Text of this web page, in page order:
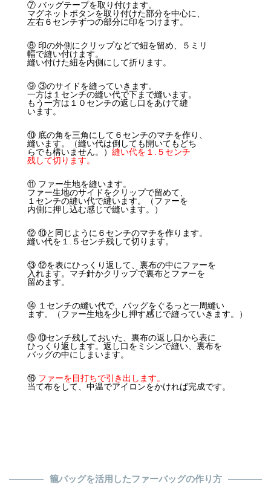
⑦ バッグテープを取り付けます。
マグネットボタンを取り付けた部分を中心に、
左右６センチずつの部分に印をつけます。
⑧ 印の外側にクリップなどで紐を留め、５ミリ
幅で縫い付けます。
縫い付けた紐を内側にして折ります。
⑨ ③のサイドを縫っていきます。
一方は１センチの縫い代で下まで縫います。
もう一方は１０センチの返し口をあけて縫
います。
⑩ 底の角を三角にして６センチのマチを作り、
縫います。（縫い代は倒しても開いてもどち
らでも構いません。） 縫い代を１.５センチ
残して切ります。
⑪ ファー生地を縫います。
ファー生地のサイドをクリップで留めて、
１センチの縫い代で縫います。（ファーを
内側に押し込む感じで縫います。）
⑫ ⑩と同じように６センチのマチを作ります。
縫い代を１.５センチ残して切ります。
⑬ ⑫を表にひっくり返して、裏布の中にファーを
入れます。マチ針かクリップで裏布とファーを
留めます。
⑭ １センチの縫い代で、バッグをぐるっと一周縫い
ます。（ファー生地を少し押す感じで縫っていきます。）
⑮ ⑩センチ残しておいた、裏布の返し口から表に
ひっくり返します。返し口をミシンで縫い、裏布を
バッグの中にしまいます。
⑯ ファーを目打ちで引き出します。
当て布をして、中温でアイロンをかければ完成です。
籠バッグを活用したファーバッグの作り方